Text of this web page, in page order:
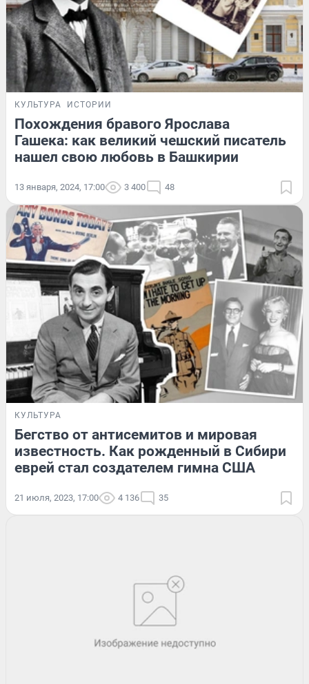
КУЛЬТУРА ИСТОРИИ
Похождения бравого Ярослава
Гашека: как великий чешский писатель
нашел свою любовь в Башкирии
13 января, 2024, 17:00 3 400 48
КУЛЬТУРА
Бегство от антисемитов и мировая
известность. Как рожденный в Cибири
еврей стал создателем гимна США
21 июля, 2023, 17:00 4 136 35